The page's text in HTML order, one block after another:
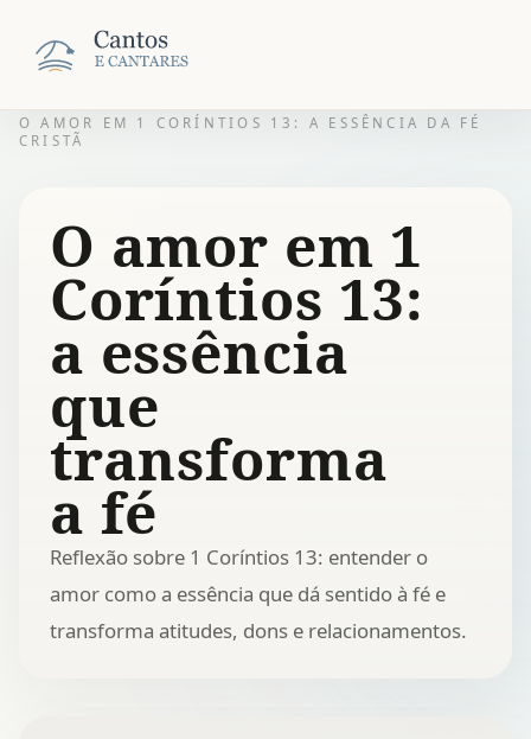
O AMOR EM 1 CORÍNTIOS 13: A ESSÊNCIA DA FÉ
CRISTÃ
O amor em 1
Coríntios 13:
a essência
que
transforma
a fé
Reflexão sobre 1 Coríntios 13: entender o
amor como a essência que dá sentido à fé e
transforma atitudes, dons e relacionamentos.